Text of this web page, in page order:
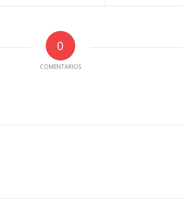
0
COMENTARIOS